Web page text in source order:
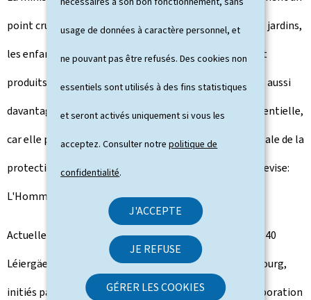
usage de données à caractère personnel, et
ne pouvant pas être refusés. Des cookies non
essentiels sont utilisés à des fins statistiques
et seront activés uniquement si vous les
acceptez. Consulter notrepolitique de
confidentialité.
J'ACCEPTE
JE REFUSE
GÉRER LES COOKIES
point crucial du développement de ce projet: "Dans ces jardins,
les enfants apprennent non seulement comment sont
produits nos aliments locaux, mais ils se reconnectent aussi
davantage avec la nature. Cette sensibilisation est essentielle,
car elle pose les jalons d'une compréhension plus globale de la
protection de l'environnement et du climat. Selon la devise:
L'Homme protège ce qu'il aime."
Actuellement, le projet "Léieren am Gaart" comprend 40
Léiergäert (jardins pédagogiques) à travers le Luxembourg,
initiés par 23 écoles fondamentales (souvent en collaboration